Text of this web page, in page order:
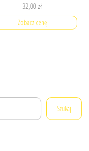
32,00 zł
Zobacz cenę
Szukaj